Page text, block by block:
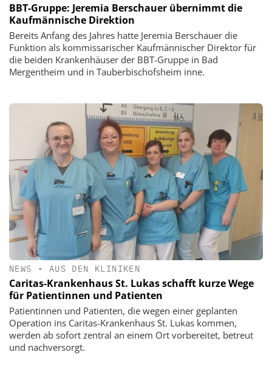
BBT-Gruppe: Jeremia Berschauer übernimmt die
Kaufmännische Direktion
Bereits Anfang des Jahres hatte Jeremia Berschauer die
Funktion als kommissarischer Kaufmännischer Direktor für
die beiden Krankenhäuser der BBT-Gruppe in Bad
Mergentheim und in Tauberbischofsheim inne.
NEWS • AUS DEN KLINIKEN
Caritas-Krankenhaus St. Lukas schafft kurze Wege
für Patientinnen und Patienten
Patientinnen und Patienten, die wegen einer geplanten
Operation ins Caritas-Krankenhaus St. Lukas kommen,
werden ab sofort zentral an einem Ort vorbereitet, betreut
und nachversorgt.